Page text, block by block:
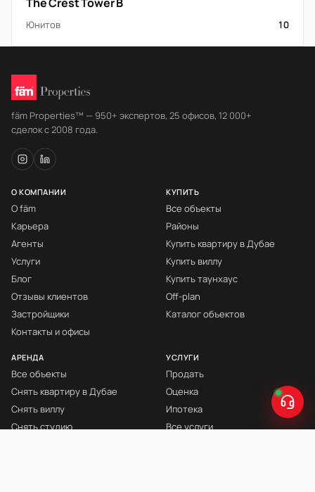
Юнитов 10
fäm Properties™ — 950+ экспертов, 25 офисов, 12 000+
сделок с 2008 года.
О КОМПАНИИ
О fäm
Карьера
Агенты
Услуги
Блог
Отзывы клиентов
Застройщики
Контакты и офисы
КУПИТЬ
Все объекты
Районы
Купить квартиру в Дубае
Купить виллу
Купить таунхаус
Off-plan
Каталог объектов
АРЕНДА
Все объекты
Снять квартиру в Дубае
Снять виллу
Снять студию
УСЛУГИ
Продать
Оценка
Ипотека
Все услуги